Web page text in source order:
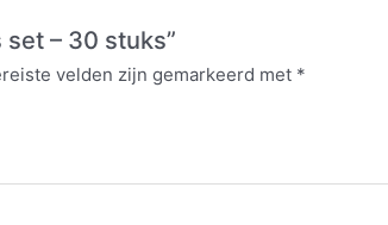
– 30 stuks”
velden zijn gemarkeerd met *